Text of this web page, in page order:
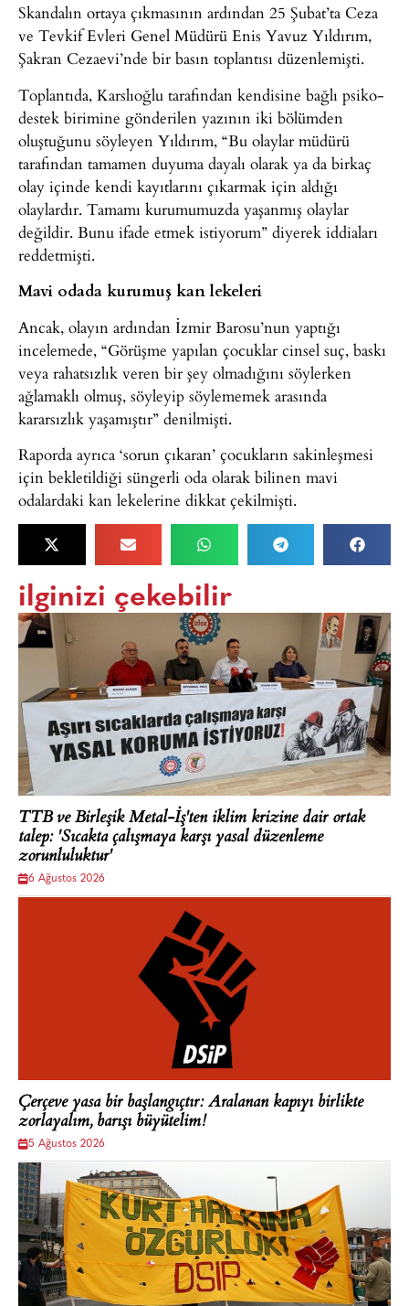
Skandalın ortaya çıkmasının ardından 25 Şubat’ta Ceza
ve Tevkif Evleri Genel Müdürü Enis Yavuz Yıldırım,
Şakran Cezaevi’nde bir basın toplantısı düzenlemişti.
Toplantıda, Karslıoğlu tarafından kendisine bağlı psiko-
destek birimine gönderilen yazının iki bölümden
oluştuğunu söyleyen Yıldırım, “Bu olaylar müdürü
tarafından tamamen duyuma dayalı olarak ya da birkaç
olay içinde kendi kayıtlarını çıkarmak için aldığı
olaylardır. Tamamı kurumumuzda yaşanmış olaylar
değildir. Bunu ifade etmek istiyorum” diyerek iddiaları
reddetmişti.
Mavi odada kurumuş kan lekeleri
Ancak, olayın ardından İzmir Barosu’nun yaptığı
incelemede, “Görüşme yapılan çocuklar cinsel suç, baskı
veya rahatsızlık veren bir şey olmadığını söylerken
ağlamaklı olmuş, söyleyip söylememek arasında
kararsızlık yaşamıştır” denilmişti.
Raporda ayrıca ‘sorun çıkaran’ çocukların sakinleşmesi
için bekletildiği süngerli oda olarak bilinen mavi
odalardaki kan lekelerine dikkat çekilmişti.
ilginizi çekebilir
TTB ve Birleşik Metal-İş'ten iklim krizine dair ortak
talep: 'Sıcakta çalışmaya karşı yasal düzenleme
zorunluluktur'
6 Ağustos 2026
Çerçeve yasa bir başlangıçtır: Aralanan kapıyı birlikte
zorlayalım, barışı büyütelim!
5 Ağustos 2026